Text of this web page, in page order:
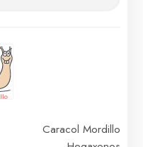
Caracol Mordillo